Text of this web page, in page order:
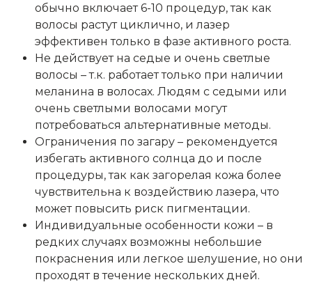
обычно включает 6-10 процедур, так как
волосы растут циклично, и лазер
эффективен только в фазе активного роста.
Не действует на седые и очень светлые
волосы – т.к. работает только при наличии
меланина в волосах. Людям с седыми или
очень светлыми волосами могут
потребоваться альтернативные методы.
Ограничения по загару – рекомендуется
избегать активного солнца до и после
процедуры, так как загорелая кожа более
чувствительна к воздействию лазера, что
может повысить риск пигментации.
Индивидуальные особенности кожи – в
редких случаях возможны небольшие
покраснения или легкое шелушение, но они
проходят в течение нескольких дней.